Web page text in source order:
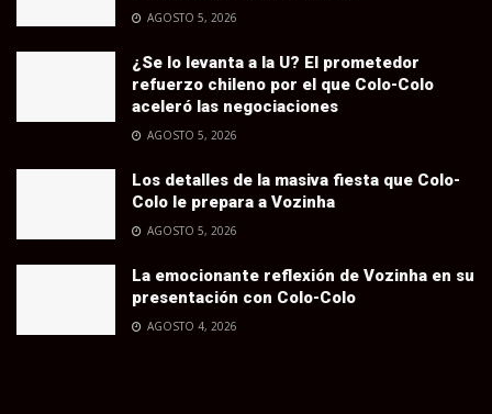
AGOSTO 5, 2026
¿Se lo levanta a la U? El prometedor
refuerzo chileno por el que Colo-Colo
aceleró las negociaciones
AGOSTO 5, 2026
Los detalles de la masiva fiesta que Colo-
Colo le prepara a Vozinha
AGOSTO 5, 2026
La emocionante reflexión de Vozinha en su
presentación con Colo-Colo
AGOSTO 4, 2026